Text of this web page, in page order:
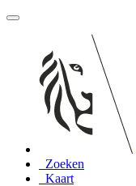
Zoeken
Kaart